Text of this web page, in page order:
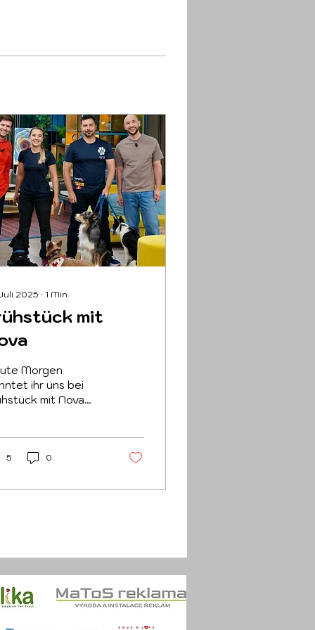
2025 ∙ 1 Min.
mit
Morgen
ihr uns bei
mit Nova
5 0